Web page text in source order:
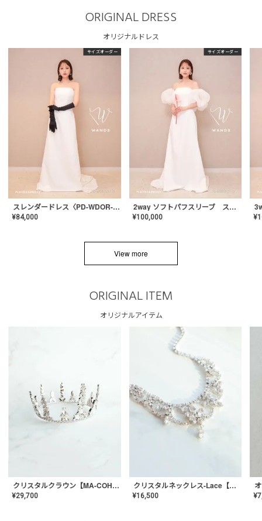
ORIGINAL DRESS
オリジナルドレス
サイズオーダー
スレンダードレス〈PD-WDOR-2110〉
¥84,000
サイズオーダー
2way ソフトパフスリーブ スレンダードレス〈PD-WDOR-2112〉
¥100,000 ¥
View more
ORIGINAL ITEM
オリジナルアイテム
クリスタルクラウン【MA-COHD-01】韓国風クラウン/ウェディングクラウン/ティアラ
¥29,700
クリスタルネックレス-Lace【MA-CONL-02】
¥16,500 ¥